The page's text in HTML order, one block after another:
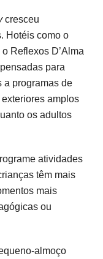
cresceu
Hotéis como o
Reflexos D’Alma
para
a programas de
amplos
os adultos
atividades
têm mais
mais
ou
almoço